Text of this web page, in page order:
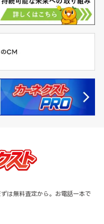
は無料査定から。お電話一本で